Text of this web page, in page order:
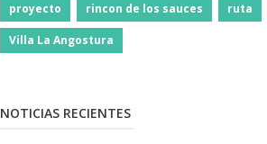
proyecto rincon de los sauces ruta
Villa La Angostura
NOTICIAS RECIENTES